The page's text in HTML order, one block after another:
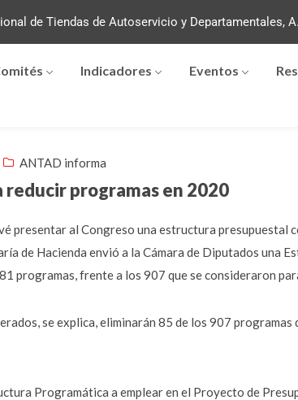
de Tiendas de Autoservicio y Departamentales,
Indicadores Eventos
ANTAD informa
reducir programas en 2020
presentar al Congreso una estructura presupuestal
de Hacienda envió a la Cámara de Diputados una
programas, frente a los 907 que se consideraron
se explica, eliminarán 85 de los 907
Programática a emplear en el Proyecto de